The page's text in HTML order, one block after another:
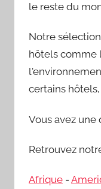
le reste du
Notre
hôtels comme
certains
Vous avez une
Retrouvez
Afrique -